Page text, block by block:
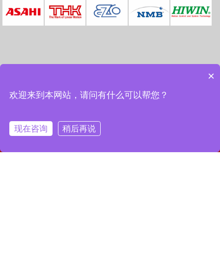
联系我们
×
欢迎来到本网站，请问有什么可以帮您？
现在咨询 稍后再说